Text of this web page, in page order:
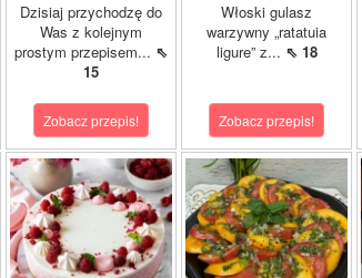
Dzisiaj przychodzę do
Was z kolejnym
prostym przepisem... ⇖
15
Zobacz przepis!
Włoski gulasz
warzywny „ratatuia
ligure” z... ⇖ 18
Zobacz przepis!